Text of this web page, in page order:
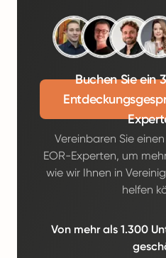
Buchen Sie ein
Vereinbaren Sie
EOR-Experten, um
wie wir Ihnen in
helfen
Von mehr als 1.300